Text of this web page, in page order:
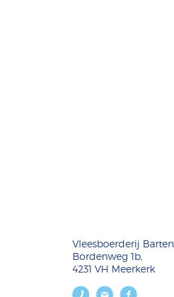
Vleesboerderij Barten
Bordenweg 1b,
4231 VH Meerkerk